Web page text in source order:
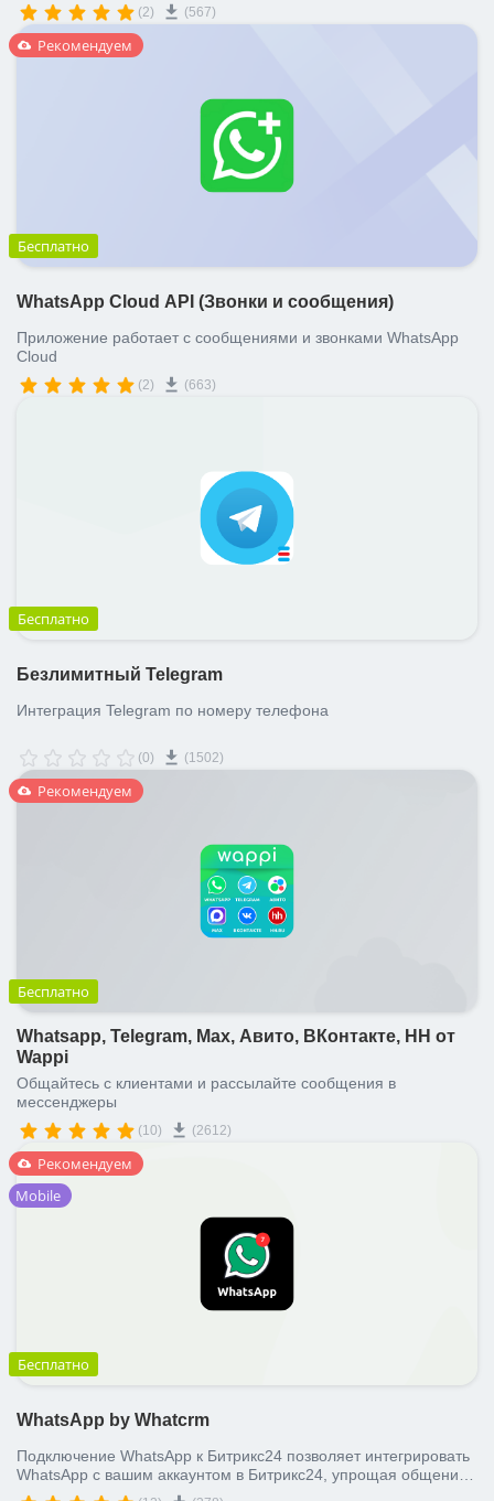
(2) (567)
Рекомендуем
Бесплатно
WhatsApp Cloud API (Звонки и сообщения)
Приложение работает с сообщениями и звонками WhatsApp
Cloud
(2) (663)
Бесплатно
Безлимитный Telegram
Интеграция Telegram по номеру телефона
(0) (1502)
Рекомендуем
Бесплатно
Whatsapp, Telegram, Max, Авито, ВКонтакте, HH от
Wappi
Общайтесь с клиентами и рассылайте сообщения в
мессенджеры
(10) (2612)
Рекомендуем
Mobile
Бесплатно
WhatsApp by Whatcrm
Подключение WhatsApp к Битрикс24 позволяет интегрировать
WhatsApp с вашим аккаунтом в Битрикс24, упрощая общение
с клиентами и передачу файлов, включая аудио сообщения,